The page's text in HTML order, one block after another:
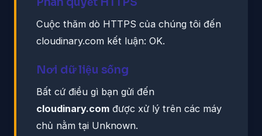
Cuộc thăm dò HTTPS của chúng tôi đến
cloudinary.com kết luận: OK.
Nơi dữ liệu sống
Bất cứ điều gì bạn gửi đến
cloudinary.com được xử lý trên các máy
chủ nằm tại Unknown.